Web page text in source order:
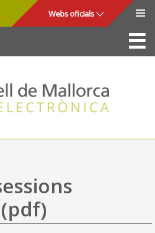
Webs oficials
La Seu
Consell de Mallorca
Accés i seguretat
Utilitats
Ajuda